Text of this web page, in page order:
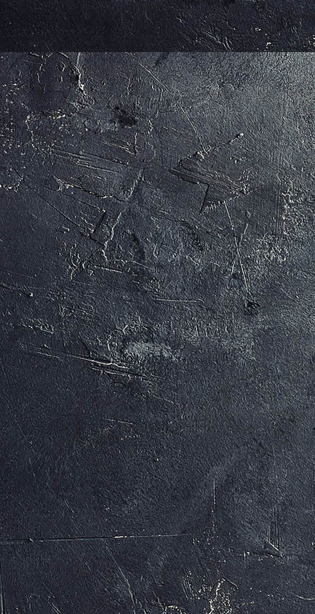
MAX UND MORITZ (c) Arno Kohlem
MAX UND MORITZ (c) Arno Kohlem